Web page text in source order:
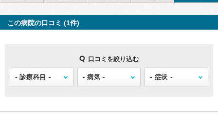
この病院の口コミ (1件)
口コミを絞り込む